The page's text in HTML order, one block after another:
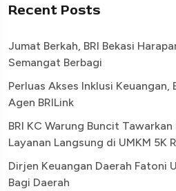
Recent Posts
Jumat Berkah, BRI Bekasi
Semangat Berbagi
Perluas Akses Inklusi Keuangan,
Agen BRILink
BRI KC Warung Buncit
Layanan Langsung di UMKM 5K
Dirjen Keuangan Daerah Fatoni
Bagi Daerah